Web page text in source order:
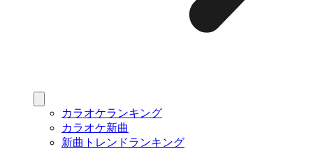
カラオケランキング
カラオケ新曲
新曲トレンドランキング